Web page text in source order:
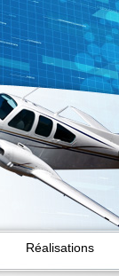
Réalisations